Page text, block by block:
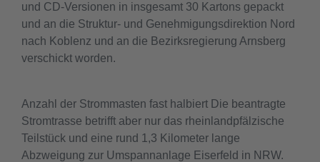
und CD-Versionen in insgesamt 30 Kartons gepackt
und an die Struktur- und Genehmigungsdirektion Nord
nach Koblenz und an die Bezirksregierung Arnsberg
verschickt worden.
Anzahl der Strommasten fast halbiert Die beantragte
Stromtrasse betrifft aber nur das rheinlandpfälzische
Teilstück und eine rund 1,3 Kilometer lange
Abzweigung zur Umspannanlage Eiserfeld in NRW.